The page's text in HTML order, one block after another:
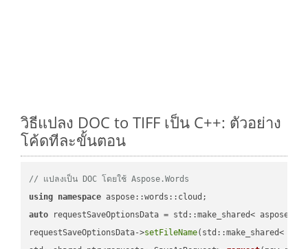
วิธีแปลง DOC to TIFF เป็น C++: ตัวอย่าง
โค้ดทีละขั้นตอน
// แปลงเป็น DOC โดยใช้ Aspose.Words
using namespace
auto requestSaveOptionsData = std::make_shared<
requestSaveOptionsData->setFileName(std::make_shared<